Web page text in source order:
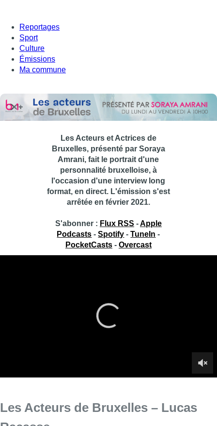
Reportages
Sport
Culture
Émissions
Ma commune
Les Acteurs et Actrices de
Bruxelles, présenté par Soraya
Amrani, fait le portrait d'une
personnalité bruxelloise, à
l'occasion d'une interview long
format, en direct. L'émission s'est
arrêtée en février 2021.
S'abonner : Flux RSS -Apple
Podcasts -Spotify -TuneIn -
PocketCasts- Overcast
Soraya Amrani est ce jeudi à Saint-Gilles pour présenter
Infos sur le replay